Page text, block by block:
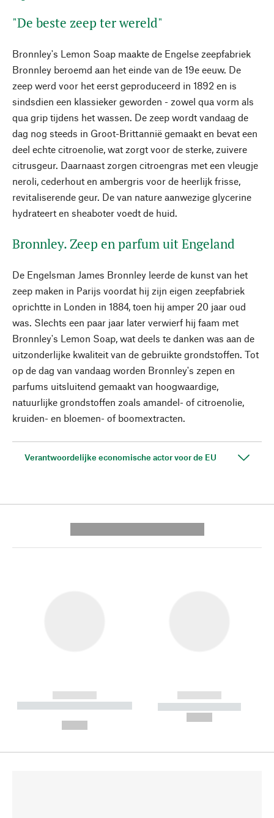
"De beste zeep ter wereld"
Bronnley's Lemon Soap maakte de Engelse zeepfabriek
Bronnley beroemd aan het einde van de 19e eeuw. De
zeep werd voor het eerst geproduceerd in 1892 en is
sindsdien een klassieker geworden - zowel qua vorm als
qua grip tijdens het wassen. De zeep wordt vandaag de
dag nog steeds in Groot-Brittannië gemaakt en bevat een
deel echte citroenolie, wat zorgt voor de sterke, zuivere
citrusgeur. Daarnaast zorgen citroengras met een vleugje
neroli, cederhout en ambergris voor de heerlijk frisse,
revitaliserende geur. De van nature aanwezige glycerine
hydrateert en sheaboter voedt de huid.
Bronnley. Zeep en parfum uit Engeland
De Engelsman James Bronnley leerde de kunst van het
zeep maken in Parijs voordat hij zijn eigen zeepfabriek
oprichtte in Londen in 1884, toen hij amper 20 jaar oud
was. Slechts een paar jaar later verwierf hij faam met
Bronnley's Lemon Soap, wat deels te danken was aan de
uitzonderlijke kwaliteit van de gebruikte grondstoffen. Tot
op de dag van vandaag worden Bronnley's zepen en
parfums uitsluitend gemaakt van hoogwaardige,
natuurlijke grondstoffen zoals amandel- of citroenolie,
kruiden- en bloemen- of boomextracten.
Verantwoordelijke economische actor voor de EU
------------
----------- ----------- --------
------------
----------- -----------